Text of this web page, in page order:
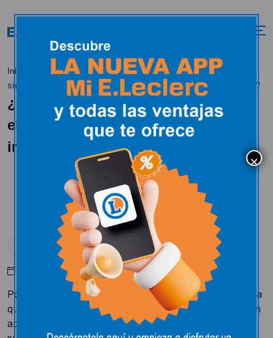
Inicio Tendencias Los consejos del experto
¿Qué
significa que mi electrodoméstico tenga un motor inverter?
¿Qué significa que mi
electrodoméstico tenga un motor
inverter?
Los consejos del experto
Marzo 13, 2018
Podríamos definir la tecnología invertercomo aquella
que regula el voltaje, la corriente y la frecuencia de un
aparato. El funcionamiento de los sistemas inverter